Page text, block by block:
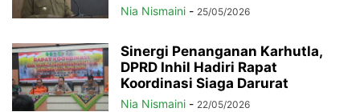
Nia Nismaini - 25/05/2026
Sinergi Penanganan Karhutla,
DPRD Inhil Hadiri Rapat
Koordinasi Siaga Darurat
Nia Nismaini - 22/05/2026